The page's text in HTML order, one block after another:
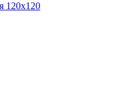
120x120